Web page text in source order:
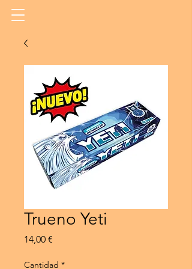
Trueno Yeti
14,00 €
Cantidad *